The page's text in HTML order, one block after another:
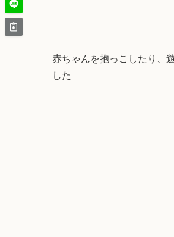
赤ちゃんを抱っこしたり、
した